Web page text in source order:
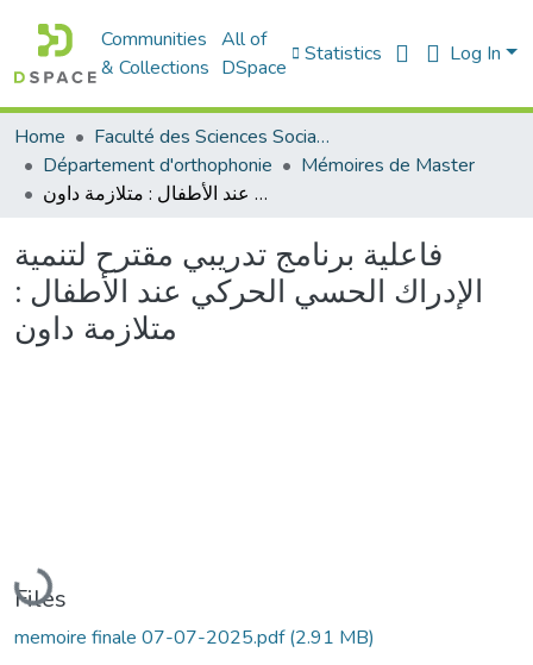
Communities
& Collections
All of
DSpace
Statistics Log In
Home
Faculté des Sciences Sociales
Département d'orthophonie
Mémoires de Master
فاعلية برنامج تدريبي مقترح لتنمية الإدراك الحسي الحركي عند الأطفال : متلازمة داون
فاعلية برنامج تدريبي مقترح لتنمية
الإدراك الحسي الحركي عند الأطفال :
متلازمة داون
Loading...
Files
memoire finale 07-07-2025.pdf(2.91 MB)